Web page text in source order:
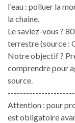
l'eau : polluer la
la chaine.
Le saviez-vous ?
terrestre (source :
Notre objectif ?
comprendre pour
source.
Attention : pour
est obligatoire